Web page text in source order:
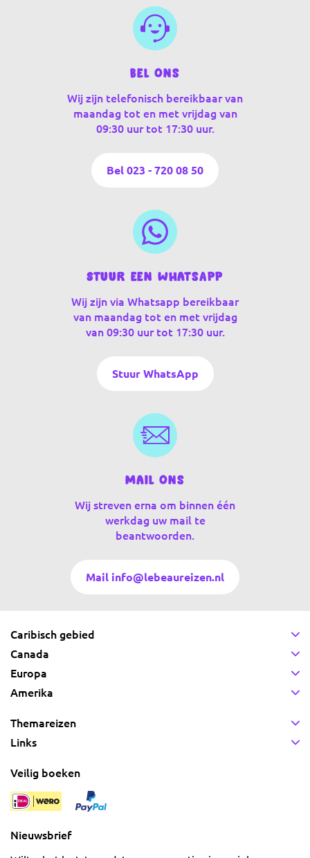
Bel ons
Wij zijn telefonisch bereikbaar van
maandag tot en met vrijdag van
09:30 uur tot 17:30 uur.
Bel 023 - 720 08 50
Stuur een WhatsApp
Wij zijn via Whatsapp bereikbaar
van maandag tot en met vrijdag
van 09:30 uur tot 17:30 uur.
Stuur WhatsApp
Mail ons
Wij streven erna om binnen één
werkdag uw mail te
beantwoorden.
Mail info@lebeaureizen.nl
Caribisch gebied
Canada
Europa
Amerika
Themareizen
Links
Veilig boeken
Nieuwsbrief